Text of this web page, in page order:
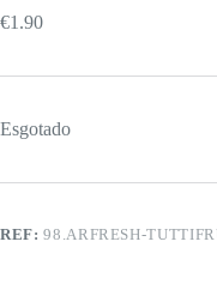
€1.90
Esgotado
REF:98.ARFRESH-